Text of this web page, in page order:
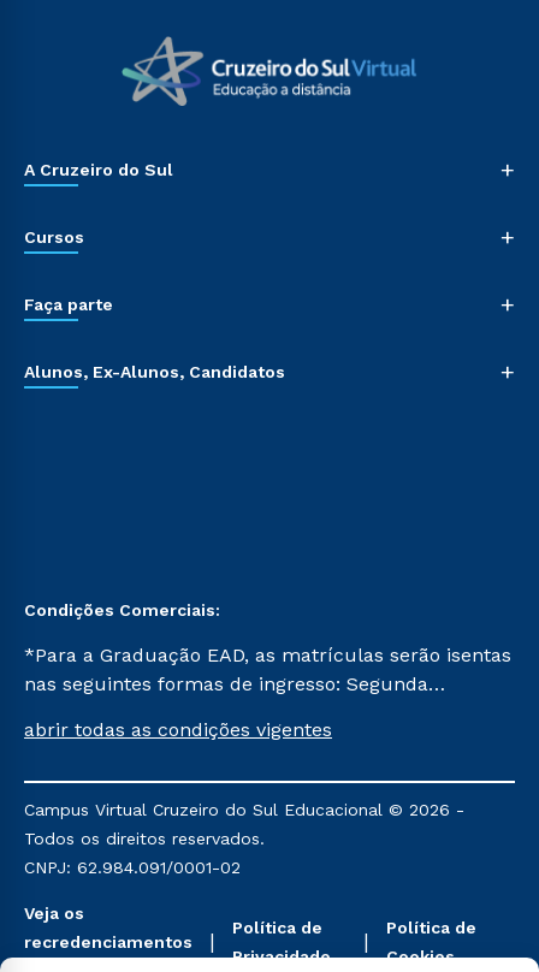
A Cruzeiro do Sul +
Cursos +
Faça parte +
Alunos, Ex-Alunos, Candidatos +
Condições Comerciais:
*Para a Graduação EAD, as matrículas serão isentas
nas seguintes formas de ingresso: Segunda
Já para as demais, a taxa de matrícula será de R$
mencionadas são referentes aos cursos: Ensino
Religioso, Geografia para a Docência e Metodologia
do Ensino de História: Questões Atuais.
abrir todas as condições vigentes
Campus Virtual Cruzeiro do Sul Educacional © 2026 -
Todos os direitos reservados.
CNPJ: 62.984.091/0001-02
Veja os
recredenciamentos
Política de
Privacidade
Política de
Cookies